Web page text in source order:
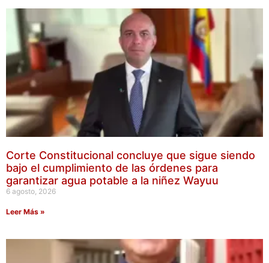
Corte Constitucional concluye que sigue siendo
bajo el cumplimiento de las órdenes para
garantizar agua potable a la niñez Wayuu
6 agosto, 2026
Leer Más »